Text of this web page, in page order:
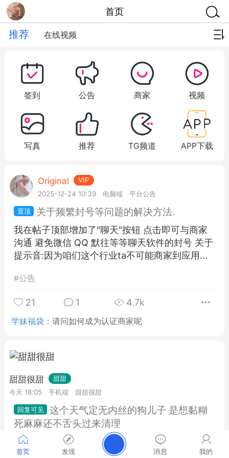
首页 发现 消息 我的
首页
推荐 在线视频
签到 公告 商家 视频
写真 推荐 TG频道 APP下载
Original
VIP
2025-12-24 10:39
电脑端 平台公告
关于频繁封号等问题的解决方法.
我在帖子顶部增加了"聊天"按钮 点击即可与商家
沟通 避免微信 QQ 默往等等聊天软件的封号 关于
提示音:因为咱们这个行业ta不可能商家到应用...
#公告
21 1 4.7k
学妹福袋 ：请问如何成为认证商家呢
甜甜很甜
甜甜
今天 18:05
手机端 甜甜很甜
这个天气定无内丝的狗儿子 是想黏糊
死麻麻还不舌头过来清理
推荐默往加我 墨往号ywdulala912 扣扣号
1527789981 下单赠送穿着视频收集验证视频 轻